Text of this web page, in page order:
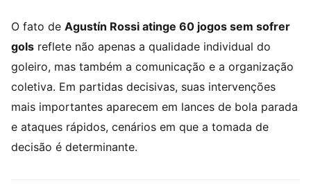
O fato de Agustín Rossi atinge 60 jogos sem sofrer
gols reflete não apenas a qualidade individual do
goleiro, mas também a comunicação e a organização
coletiva. Em partidas decisivas, suas intervenções
mais importantes aparecem em lances de bola parada
e ataques rápidos, cenários em que a tomada de
decisão é determinante.